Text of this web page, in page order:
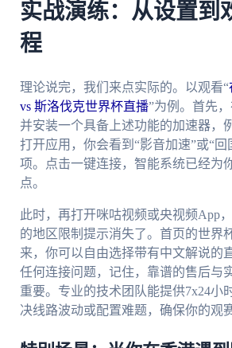
实战演练：从设置到
程
理论说完，我们来点实际的。以观看“
vs 斯洛伐克世界杯直播”为例。首先
并安装一个具备上述功能的加速器，
打开应用，你会看到“影音加速”或“回
项。点击一键连接，智能系统已经为
点。
此时，再打开咪咕视频或央视频App
的地区限制提示消失了。首页的世界
来，你可以自由选择带有中文解说的
任何连接问题，记住，靠谱的售后与
重要。专业的技术团队能提供7x24小
决线路波动或配置难题，确保你的观